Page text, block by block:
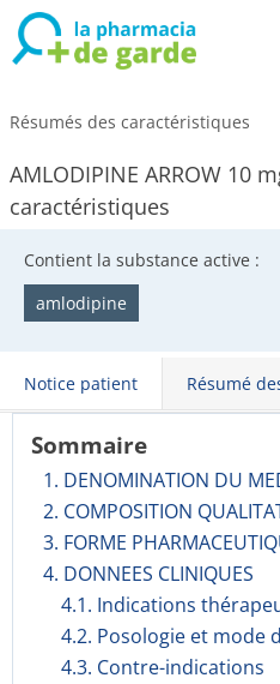
Résumés des caractéristiques
AMLODIPINE ARROW 10
caractéristiques
Contient la substance active :
amlodipine
Notice patient Résumé
Sommaire
1. DENOMINATION DU
2. COMPOSITION
3. FORME
4. DONNEES CLINIQUES
4.1. Indications
4.2. Posologie et mode
4.3. Contre-indications